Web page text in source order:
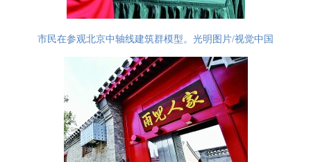
市民在参观北京中轴线建筑群模型。光明图片/视觉中国